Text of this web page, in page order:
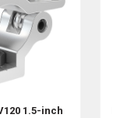
1.5-inch